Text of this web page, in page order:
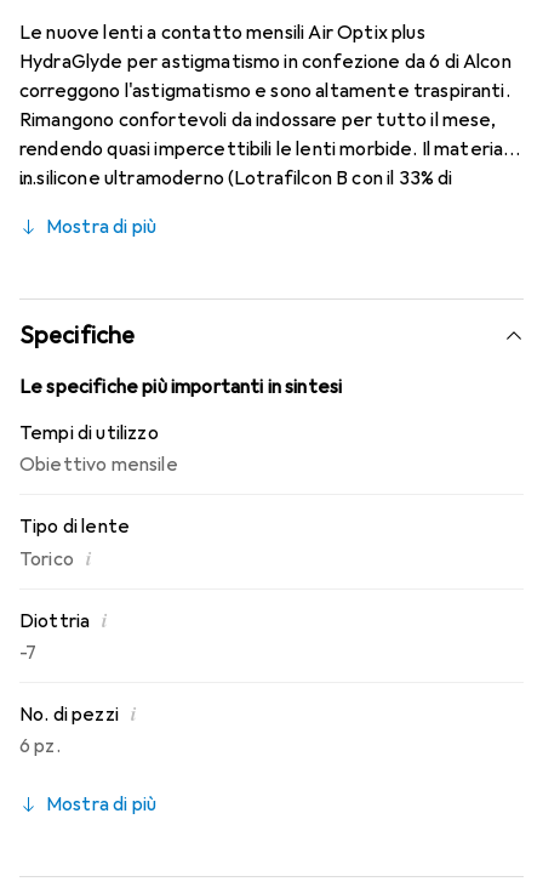
Le nuove lenti a contatto mensili Air Optix plus
HydraGlyde per astigmatismo in confezione da 6 di Alcon
correggono l'astigmatismo e sono altamente traspiranti.
Rimangono confortevoli da indossare per tutto il mese,
rendendo quasi impercettibili le lenti morbide. Il materiale
in silicone ultramoderno (Lotrafilcon B con il 33% di
HydraGlyde Moisture Matrix e la rinomata tecnologia
indossabilità che conosci. Comfort e assenza di fastidi
durante tutto il giorno con queste lenti mensili.
Mostra di più
Specifiche
Le specifiche più importanti in sintesi
Tempi di utilizzo
Obiettivo mensile
Tipo di lente
Torico i
Diottria i
-7
No. di pezzi i
6 pz.
Mostra di più